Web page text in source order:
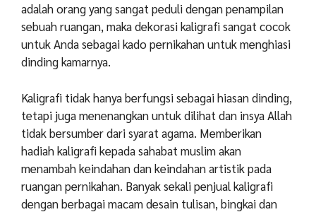
adalah orang yang sangat peduli dengan penampilan
sebuah ruangan, maka dekorasi kaligrafi sangat cocok
untuk Anda sebagai kado pernikahan untuk menghiasi
dinding kamarnya.
Kaligrafi tidak hanya berfungsi sebagai hiasan dinding,
tetapi juga menenangkan untuk dilihat dan insya Allah
tidak bersumber dari syarat agama. Memberikan
hadiah kaligrafi kepada sahabat muslim akan
menambah keindahan dan keindahan artistik pada
ruangan pernikahan. Banyak sekali penjual kaligrafi
dengan berbagai macam desain tulisan, bingkai dan